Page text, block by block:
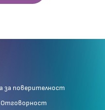
за поверителност
Отговорност